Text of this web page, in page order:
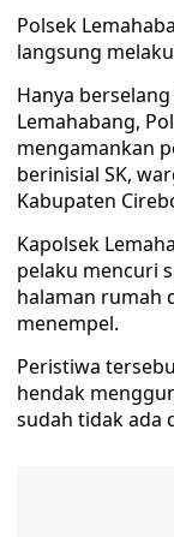
Polsek
langsung
Hanya
Lemahabang,
mengamankan
berinisial SK,
Kabupaten
Kapolsek
pelaku mencuri
halaman rumah
menempel.
Peristiwa
hendak
sudah tidak ada